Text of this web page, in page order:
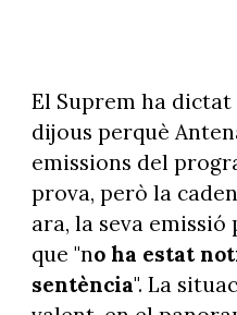
El Suprem ha
dijous perquè
emissions del
prova, però la
ara, la seva
que "no ha estat
sentència". La